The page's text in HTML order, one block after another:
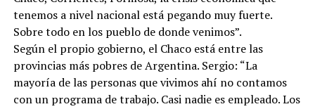
tenemos a nivel nacional está pegando muy fuerte.
Sobre todo en los pueblo de donde venimos”.
Según el propio gobierno, el Chaco está entre las
provincias más pobres de Argentina. Sergio: “La
mayoría de las personas que vivimos ahí no contamos
con un programa de trabajo. Casi nadie es empleado. Los